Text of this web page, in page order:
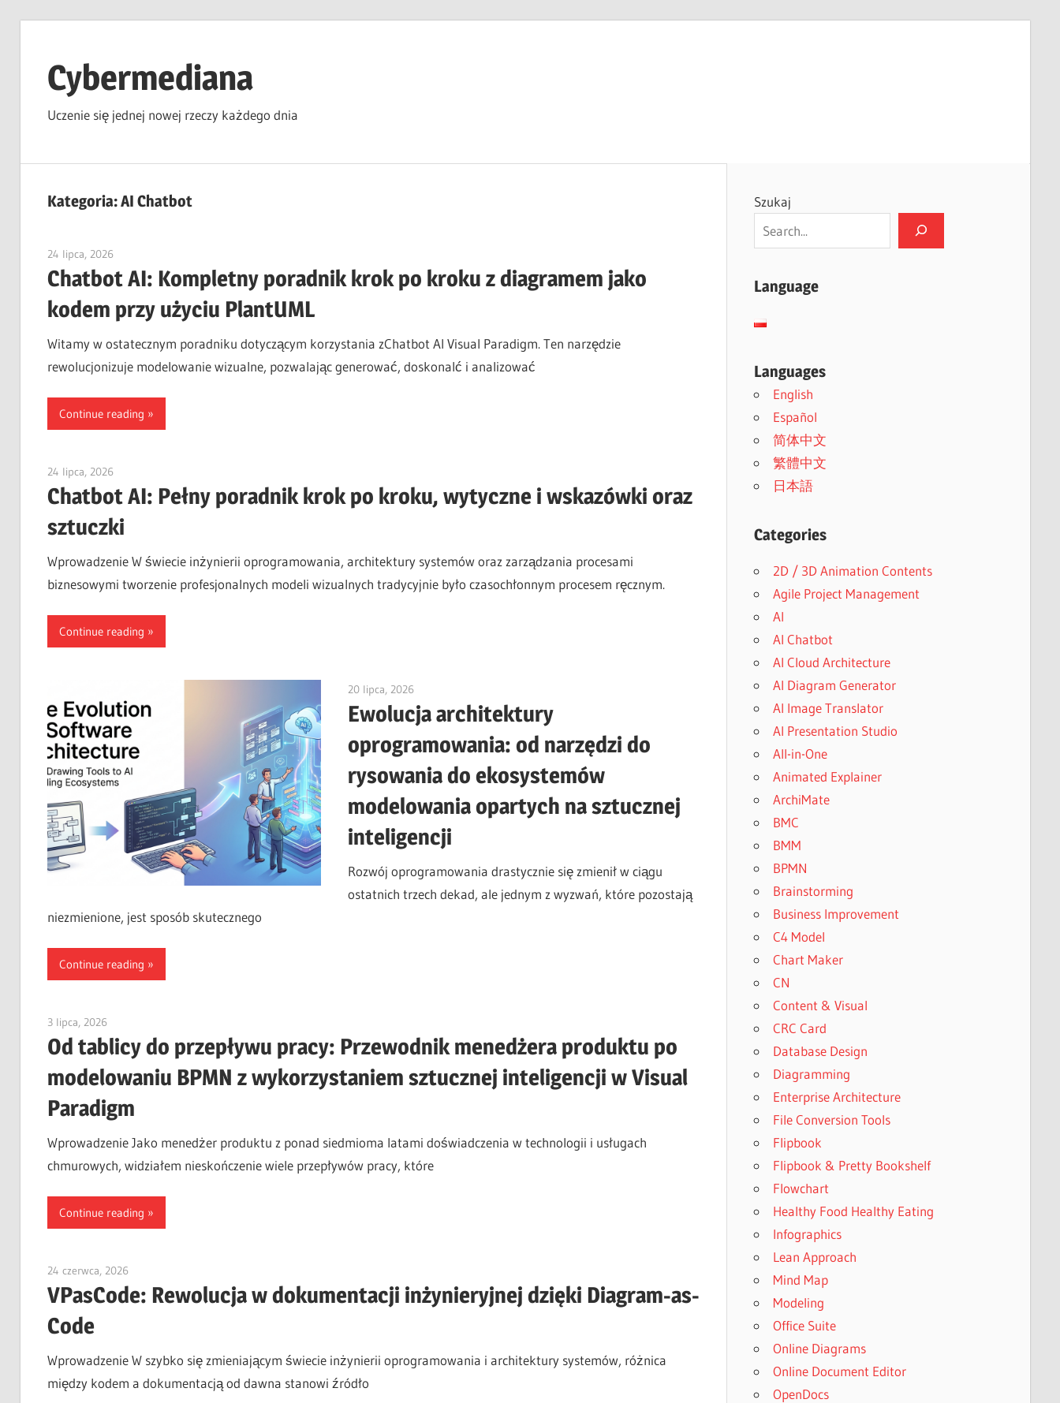
contentCybermediana
Uczenie się jednej nowej rzeczy każdego dnia
Kategoria:AI Chatbot
24 lipca, 2026curtis
Chatbot AI: Kompletny poradnik krok po kroku z diagramem jako
kodem przy użyciu PlantUML
Witamy w ostatecznym poradniku dotyczącym korzystania zChatbot AI Visual Paradigm. Ten narzędzie
rewolucjonizuje modelowanie wizualne, pozwalając generować, doskonalć i analizować
Continue reading
24 lipca, 2026curtis
Chatbot AI: Pełny poradnik krok po kroku, wytyczne i wskazówki oraz
sztuczki
Wprowadzenie W świecie inżynierii oprogramowania, architektury systemów oraz zarządzania procesami
biznesowymi tworzenie profesjonalnych modeli wizualnych tradycyjnie było czasochłonnym procesem ręcznym.
Continue reading
20 lipca, 2026
Ewolucja architektury
oprogramowania: od narzędzi do
rysowania do ekosystemów
modelowania opartych na sztucznej
inteligencji
Rozwój oprogramowania drastycznie się zmienił w ciągu
ostatnich trzech dekad, ale jednym z wyzwań, które pozostają
niezmienione, jest sposób skutecznego
Continue reading
3 lipca, 2026curtis
Od tablicy do przepływu pracy: Przewodnik menedżera produktu po
modelowaniu BPMN z wykorzystaniem sztucznej inteligencji w Visual
Paradigm
Wprowadzenie Jako menedżer produktu z ponad siedmioma latami doświadczenia w technologii i usługach
chmurowych, widziałem nieskończenie wiele przepływów pracy, które
Continue reading
24 czerwca, 2026curtis
VPasCode: Rewolucja w dokumentacji inżynieryjnej dzięki Diagram-as-
Code
Wprowadzenie W szybko się zmieniającym świecie inżynierii oprogramowania i architektury systemów, różnica
między kodem a dokumentacją od dawna stanowi źródło
Szukaj
Language
Languages
English
Español
简体中文
繁體中文
日本語
Categories
2D / 3D Animation Contents
Agile Project Management
AI
AI Chatbot
AI Cloud Architecture
AI Diagram Generator
AI Image Translator
AI Presentation Studio
All-in-One
Animated Explainer
ArchiMate
BMC
BMM
BPMN
Brainstorming
Business Improvement
C4 Model
Chart Maker
CN
Content & Visual
CRC Card
Database Design
Diagramming
Enterprise Architecture
File Conversion Tools
Flipbook
Flipbook & Pretty Bookshelf
Flowchart
Healthy Food Healthy Eating
Infographics
Lean Approach
Mind Map
Modeling
Office Suite
Online Diagrams
Online Document Editor
OpenDocs